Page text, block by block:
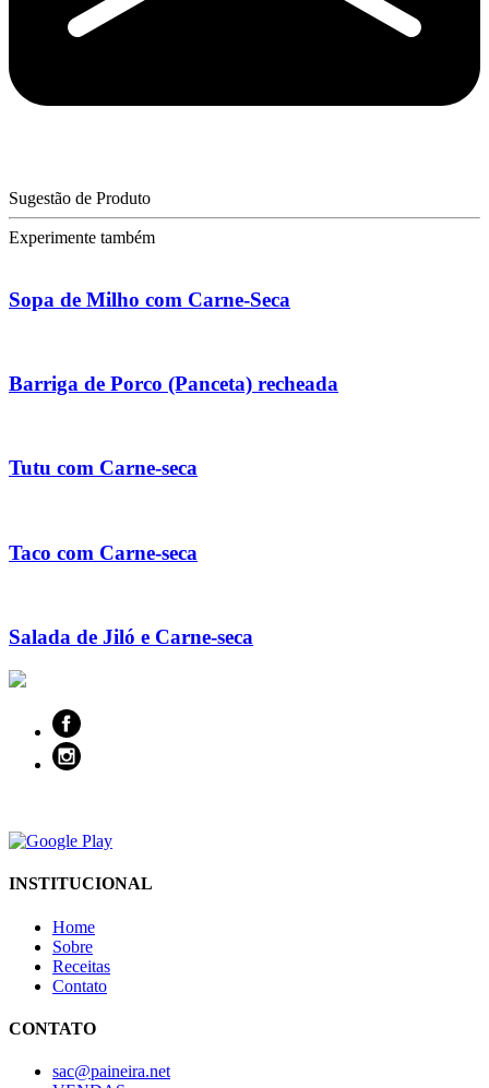
Sugestão de Produto
Experimente também
Sopa de Milho com Carne-Seca
Barriga de Porco (Panceta) recheada
Tutu com Carne-seca
Taco com Carne-seca
Salada de Jiló e Carne-seca
INSTITUCIONAL
Home
Sobre
Receitas
Contato
CONTATO
sac@paineira.net